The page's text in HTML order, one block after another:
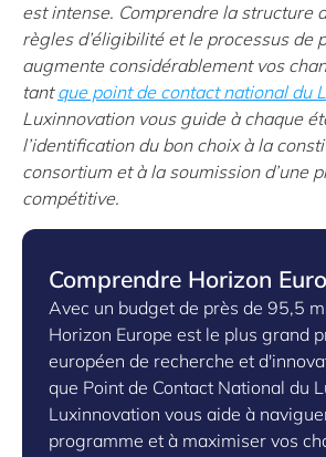
est intense. Comprendre la structure
règles d’éligibilité et le processus de
augmente considérablement vos
tantque point de contact national du
Luxinnovation vous guide à chaque
l’identification du bon choix à la
consortium et à la soumission d’une
compétitive.
Comprendre Horizon
Avec un budget de près de 95,5
Horizon Europe est le plus grand
européen de recherche et
que Point de Contact National du
Luxinnovation vous aide à
programme et à maximiser vos